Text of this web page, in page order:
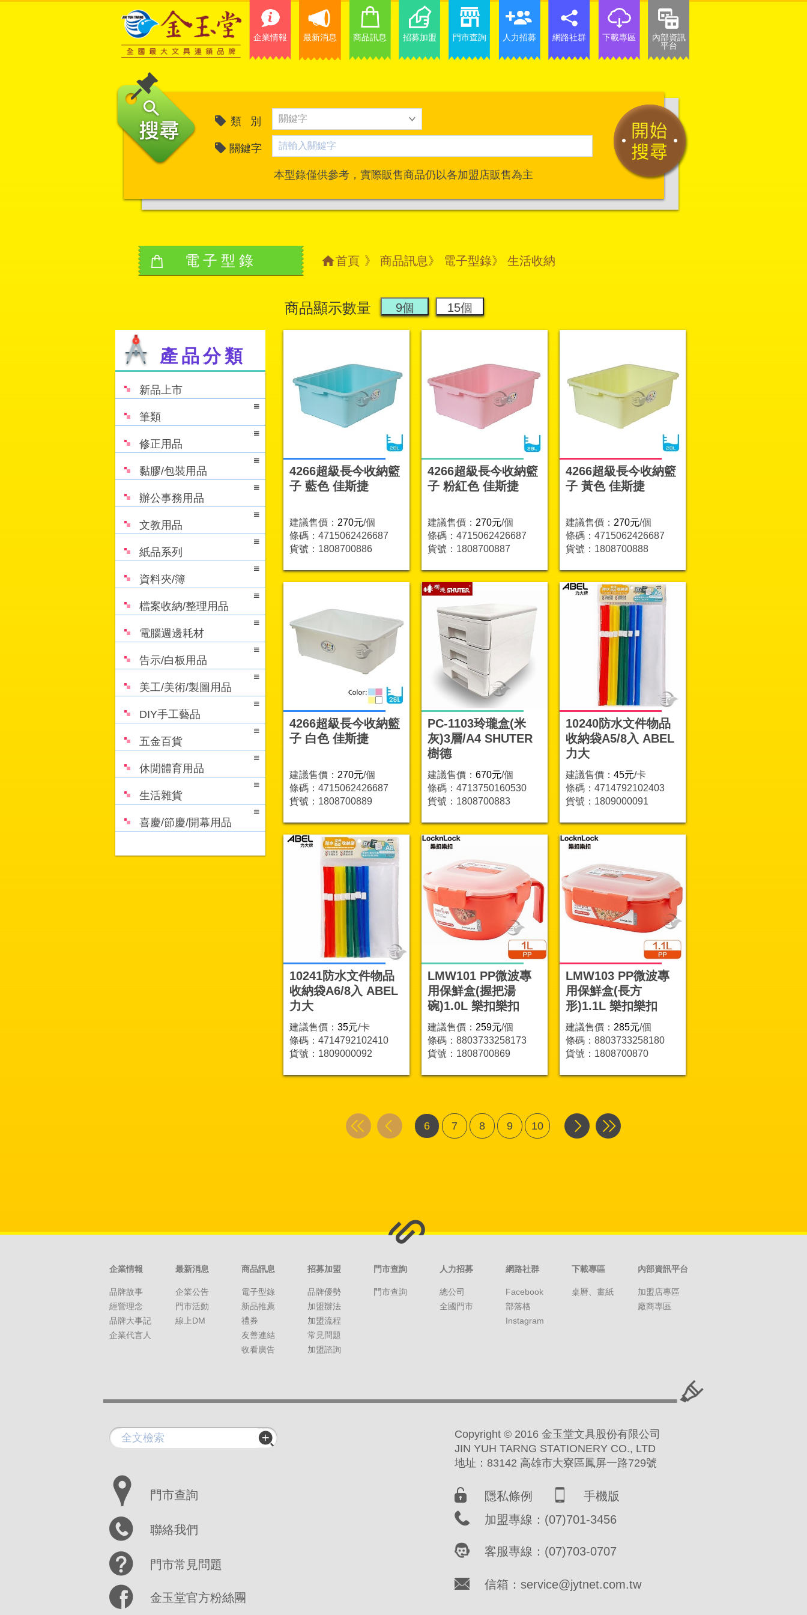
企業情報 最新消息 商品訊息 招募加盟 門市查詢 人力招募 網路社群 下載專區
內部資訊
平台
類 別
關鍵字
本型錄僅供參考，實際販售商品仍以各加盟店販售為主
電子型錄 首頁 》 商品訊息》 電子型錄》 生活收納
產品分類
新品上市
筆類
修正用品
黏膠/包裝用品
辦公事務用品
文教用品
紙品系列
資料夾/簿
檔案收納/整理用品
電腦週邊耗材
告示/白板用品
美工/美術/製圖用品
DIY手工藝品
五金百貨
休閒體育用品
生活雜貨
喜慶/節慶/開幕用品
商品顯示數量
4266超級長今收納籃
子 藍色 佳斯捷
建議售價： 270元/個
條碼：4715062426687
貨號：1808700886
4266超級長今收納籃
子 粉紅色 佳斯捷
建議售價： 270元/個
條碼：4715062426687
貨號：1808700887
4266超級長今收納籃
子 黃色 佳斯捷
建議售價： 270元/個
條碼：4715062426687
貨號：1808700888
4266超級長今收納籃
子 白色 佳斯捷
建議售價： 270元/個
條碼：4715062426687
貨號：1808700889
PC-1103玲瓏盒(米
灰)3層/A4 SHUTER
樹德
建議售價： 670元/個
條碼：4713750160530
貨號：1808700883
10240防水文件物品
收納袋A5/8入 ABEL
力大
建議售價： 45元/卡
條碼：4714792102403
貨號：1809000091
10241防水文件物品
收納袋A6/8入 ABEL
力大
建議售價： 35元/卡
條碼：4714792102410
貨號：1809000092
LMW101 PP微波專
用保鮮盒(握把湯
碗)1.0L 樂扣樂扣
建議售價： 259元/個
條碼：8803733258173
貨號：1808700869
LMW103 PP微波專
用保鮮盒(長方
形)1.1L 樂扣樂扣
建議售價： 285元/個
條碼：8803733258180
貨號：1808700870
6 7 8 9 10
企業情報
品牌故事
經營理念
品牌大事記
企業代言人
最新消息
企業公告
門市活動
線上DM
商品訊息
電子型錄
新品推薦
禮券
友善連結
收看廣告
招募加盟
品牌優勢
加盟辦法
加盟流程
常見問題
加盟諮詢
門市查詢
門市查詢
人力招募
總公司
全國門市
網路社群
Facebook
部落格
Instagram
下載專區
桌曆、畫紙
內部資訊平台
加盟店專區
廠商專區
門市查詢
聯絡我們
門市常見問題
金玉堂官方粉絲團
Copyright © 2016 金玉堂文具股份有限公司
JIN YUH TARNG STATIONERY CO., LTD
地址：83142 高雄市大寮區鳳屏一路729號
隱私條例
手機版
加盟專線：(07)701-3456
客服專線：(07)703-0707
信箱：service@jytnet.com.tw